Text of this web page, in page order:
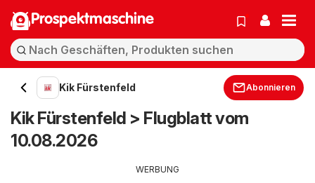
Prospektmaschine
Kik Fürstenfeld Abonnieren
Kik Fürstenfeld > Flugblatt vom
10.08.2026
WERBUNG